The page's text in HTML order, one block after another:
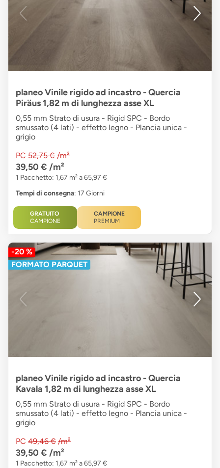
planeo Vinile rigido ad incastro - Quercia
Piräus 1,82 m di lunghezza asse XL
0,55 mm Strato di usura - Rigid SPC - Bordo
smussato (4 lati) - effetto legno - Plancia unica -
grigio
PC 52,75 € /m²
39,50 € /m²
1 Pacchetto: 1,67 m² a 65,97 €
Tempi di consegna: 17 Giorni
GRATUITO
CAMPIONE
CAMPIONE
PREMIUM
-20 %
FORMATO PARQUET
planeo Vinile rigido ad incastro - Quercia
Kavala 1,82 m di lunghezza asse XL
0,55 mm Strato di usura - Rigid SPC - Bordo
smussato (4 lati) - effetto legno - Plancia unica -
grigio
PC 49,46 € /m²
39,50 € /m²
1 Pacchetto: 1,67 m² a 65,97 €